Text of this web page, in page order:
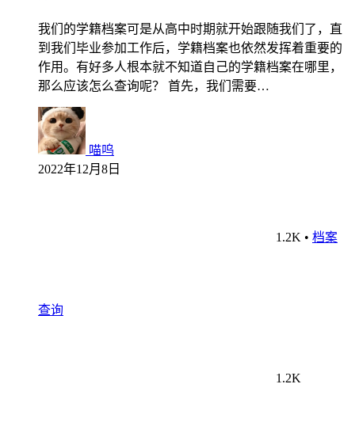
我们的学籍档案可是从高中时期就开始跟随我们了，直
到我们毕业参加工作后，学籍档案也依然发挥着重要的
作用。有好多人根本就不知道自己的学籍档案在哪里，
那么应该怎么查询呢？ 首先，我们需要…
喵呜
2022年12月8日
1.2K • 档案
查询
1.2K